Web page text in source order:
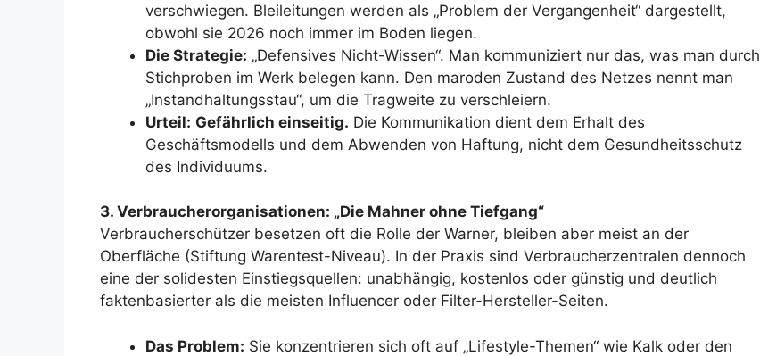
verschwiegen. Bleileitungen werden als „Problem der Vergangenheit“ dargestellt,
obwohl sie 2026 noch immer im Boden liegen.
Die Strategie: „Defensives Nicht-Wissen“. Man kommuniziert nur das, was man durch
Stichproben im Werk belegen kann. Den maroden Zustand des Netzes nennt man
„Instandhaltungsstau“, um die Tragweite zu verschleiern.
Urteil: Gefährlich einseitig. Die Kommunikation dient dem Erhalt des
Geschäftsmodells und dem Abwenden von Haftung, nicht dem Gesundheitsschutz
des Individuums.
3. Verbraucherorganisationen: „Die Mahner ohne Tiefgang“
Verbraucherschützer besetzen oft die Rolle der Warner, bleiben aber meist an der
Oberfläche (Stiftung Warentest-Niveau). In der Praxis sind Verbraucherzentralen dennoch
eine der solidesten Einstiegsquellen: unabhängig, kostenlos oder günstig und deutlich
faktenbasierter als die meisten Influencer oder Filter-Hersteller-Seiten.
Das Problem: Sie konzentrieren sich oft auf „Lifestyle-Themen“ wie Kalk oder den